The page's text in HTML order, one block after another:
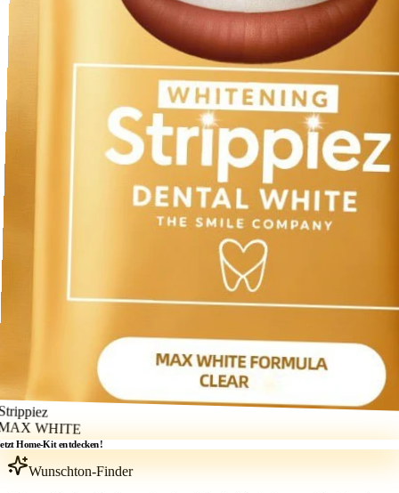
WHITE
Jetzt Home-Kit entdecken!
Wunschton-Finder